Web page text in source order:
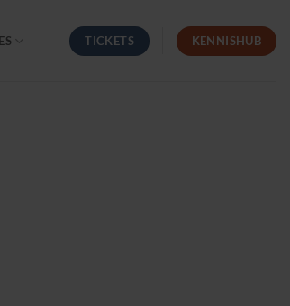
TICKETS KENNISHUB